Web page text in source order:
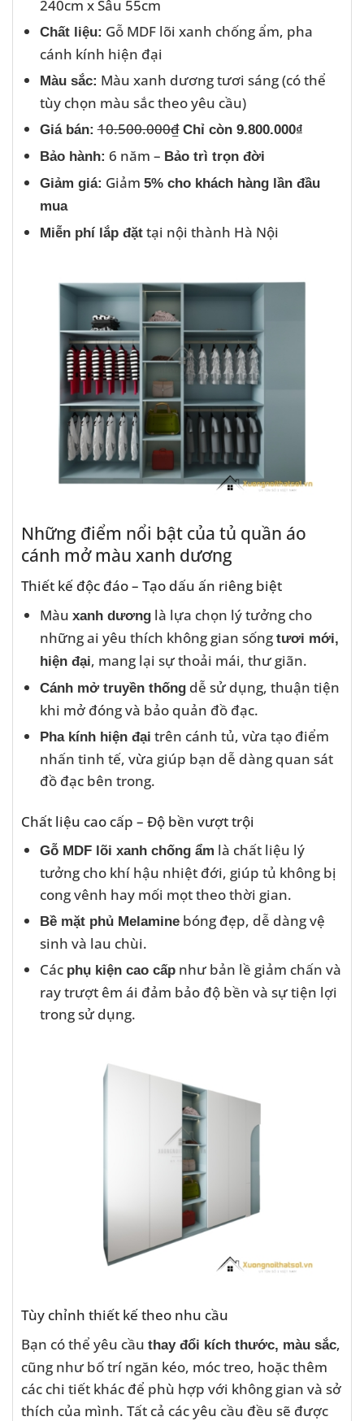
240cm x Sâu 55cm
Chất liệu: Gỗ MDF lõi xanh chống ẩm, pha
cánh kính hiện đại
Màu sắc: Màu xanh dương tươi sáng (có thể
tùy chọn màu sắc theo yêu cầu)
Giá bán: 10.500.000₫ Chỉ còn 9.800.000₫
Bảo hành: 6 năm – Bảo trì trọn đời
Giảm giá: Giảm 5% cho khách hàng lần đầu
mua
Miễn phí lắp đặttại nội thành Hà Nội
Những điểm nổi bật của tủ quần áo
cánh mở màu xanh dương
Thiết kế độc đáo – Tạo dấu ấn riêng biệt
Màu xanh dươnglà lựa chọn lý tưởng cho
những ai yêu thích không gian sống tươi mới,
hiện đại, mang lại sự thoải mái, thư giãn.
Cánh mở truyền thốngdễ sử dụng, thuận tiện
khi mở đóng và bảo quản đồ đạc.
Pha kính hiện đại trên cánh tủ, vừa tạo điểm
nhấn tinh tế, vừa giúp bạn dễ dàng quan sát
đồ đạc bên trong.
Chất liệu cao cấp – Độ bền vượt trội
Gỗ MDF lõi xanh chống ẩm là chất liệu lý
tưởng cho khí hậu nhiệt đới, giúp tủ không bị
cong vênh hay mối mọt theo thời gian.
Bề mặt phủ Melaminebóng đẹp, dễ dàng vệ
sinh và lau chùi.
Các phụ kiện cao cấpnhư bản lề giảm chấn và
ray trượt êm ái đảm bảo độ bền và sự tiện lợi
trong sử dụng.
Tùy chỉnh thiết kế theo nhu cầu
Bạn có thể yêu cầu thay đổi kích thước, màu sắc,
cũng như bố trí ngăn kéo, móc treo, hoặc thêm
các chi tiết khác để phù hợp với không gian và sở
thích của mình. Tất cả các yêu cầu đều sẽ được